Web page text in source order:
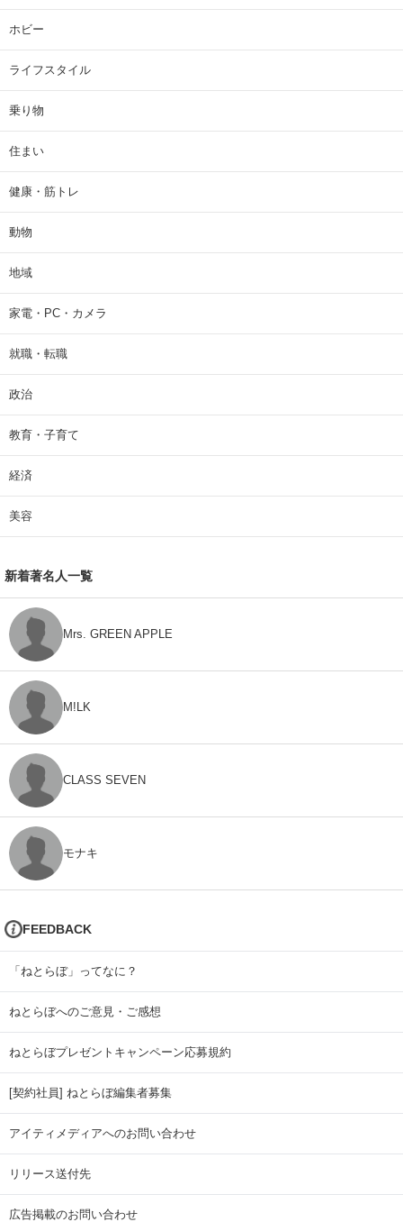
ホビー
ライフスタイル
乗り物
住まい
健康・筋トレ
動物
地域
家電・PC・カメラ
就職・転職
政治
教育・子育て
経済
美容
新着著名人一覧
Mrs. GREEN APPLE
M!LK
CLASS SEVEN
モナキ
FEEDBACK
「ねとらぼ」ってなに？
ねとらぼへのご意見・ご感想
ねとらぼプレゼントキャンペーン応募規約
[契約社員] ねとらぼ編集者募集
アイティメディアへのお問い合わせ
リリース送付先
広告掲載のお問い合わせ